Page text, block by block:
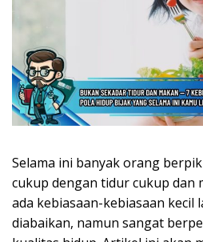
Selama ini banyak orang
cukup dengan tidur cukup dan
ada kebiasaan-kebiasaan kecil
diabaikan, namun sangat